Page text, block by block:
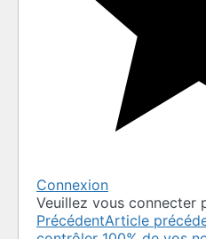
Connexion
Veuillez vous connecter
PrécédentArticle